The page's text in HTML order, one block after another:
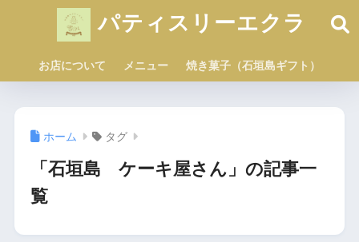
パティスリーエクラ
お店について メニュー 焼き菓子（石垣島ギフト）
ホーム タグ
「石垣島 ケーキ屋さん」の記事一
覧